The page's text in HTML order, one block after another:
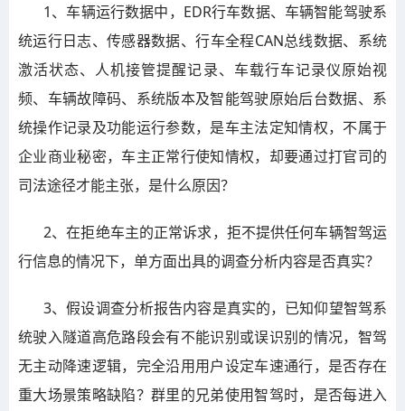
1、车辆运行数据中，EDR行车数据、车辆智能驾驶系
统运行日志、传感器数据、行车全程CAN总线数据、系统
激活状态、人机接管提醒记录、车载行车记录仪原始视
频、车辆故障码、系统版本及智能驾驶原始后台数据、系
统操作记录及功能运行参数，是车主法定知情权，不属于
企业商业秘密，车主正常行使知情权，却要通过打官司的
司法途径才能主张，是什么原因？
2、在拒绝车主的正常诉求，拒不提供任何车辆智驾运
行信息的情况下，单方面出具的调查分析内容是否真实？
3、假设调查分析报告内容是真实的，已知仰望智驾系
统驶入隧道高危路段会有不能识别或误识别的情况，智驾
无主动降速逻辑，完全沿用用户设定车速通行，是否存在
重大场景策略缺陷？群里的兄弟使用智驾时，是否每进入